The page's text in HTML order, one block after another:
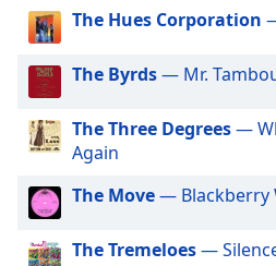
Track
in-
Picture
This
modal
The Hues Corporation
The Byrds— Mr.
The Three Degrees—
Again
The Move— Blackberry
The Tremeloes—